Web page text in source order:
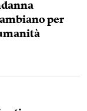
per